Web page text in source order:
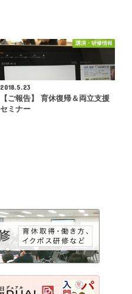
講演・研修情報
2018.5.23
【ご報告】 育休復帰＆両立支援
セミナー